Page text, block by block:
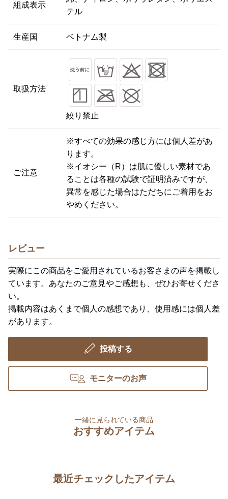
組成表示
テル
生産国 ベトナム製
取扱方法
絞り禁止
ご注意
※すべての効果の感じ方には個人差があ
ります。
※イオシー（R）は肌に優しい素材であ
ることは各種の試験で証明済みですが、
異常を感じた場合はただちにご着用をお
やめください。
レビュー
実際にこの商品をご愛用されているお客さまの声を掲載し
ています。あなたのご意見やご感想も、ぜひお寄せくださ
い。
掲載内容はあくまで個人の感想であり、使用感には個人差
があります。
投稿する
モニターのお声
一緒に見られている商品
おすすめアイテム
最近チェックしたアイテム